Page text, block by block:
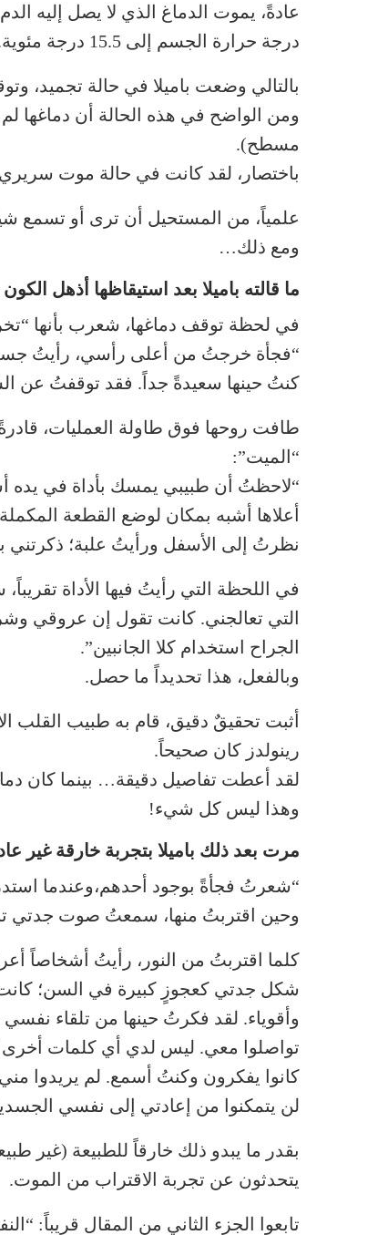
عادةً، يموت الدماغ الذي لا يصل إليه
درجة حرارة الجسم إلى 15.5 درجة مئوية.
بالتالي وضعت باميلا في حالة تجميد، وتوقف
ومن الواضح في هذه الحالة أن دماغها
مسطح).
باختصار، لقد كانت في حالة موت
علمياً، من المستحيل أن ترى أو تسمع
ومع ذلك…
ما قالته باميلا بعد استيقاظها أذهل
في لحظة توقف دماغها، شعرب بأنها
“فجأة خرجتُ من أعلى رأسي، رأيتُ
كنتُ حينها سعيدةً جداً. فقد توقفتُ عن
طافت روحها فوق طاولة العمليات،
“الميت”:
“لاحظتُ أن طبيبي يمسك بأداة في يده
أعلاها أشبه بمكان لوضع القطعة
نظرتُ إلى الأسفل ورأيتُ علبة؛
في اللحظة التي رأيتُ فيها الأداة
التي تعالجني. كانت تقول إن عروقي
الجراح استخدام كلا الجانبين”.
وبالفعل، هذا تحديداً ما حصل.
أثبت تحقيقٌ دقيق، قام به طبيب القلب
رينولدز كان صحيحاً.
لقد أعطت تفاصيل دقيقة… بينما كان
وهذا ليس كل شيء!
مرت بعد ذلك باميلا بتجربة خارقة غير
“شعرتُ فجأةً بوجود أحدهم،وعندما
وحين اقتربتُ منها، سمعتُ صوت جدتي
كلما اقتربتُ من النور، رأيتُ أشخاصاً
شكل جدتي كعجوزٍ كبيرة في السن؛
وأقوياء. لقد فكرتُ حينها من تلقاء نفسي
تواصلوا معي. ليس لدي أي كلمات أخرى
كانوا يفكرون وكنتُ أسمع. لم يريدوا
لن يتمكنوا من إعادتي إلى نفسي
بقدر ما يبدو ذلك خارقاً للطبيعة (غير
يتحدثون عن تجربة الاقتراب من الموت.
تابعوا الجزء الثاني من المقال قريباً: